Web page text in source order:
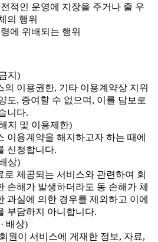
적인 운영에 지장을 주거나 줄 우
의 행위
에 위배되는 행위
지)
의 이용권한, 기타 이용계약상 지위
도, 증여할 수 없으며, 이를 담보로
니다.
지 및 이용제한)
이용계약을 해지하고자 하는 때에
신청합니다.
상)
로 제공되는 서비스와 관련하여 회
손해가 발생하더라도 동 손해가 체
과실에 의한 경우를 제외하고 이에
부담하지 아니합니다.
배상)
원이 서비스에 게재한 정보, 자료,